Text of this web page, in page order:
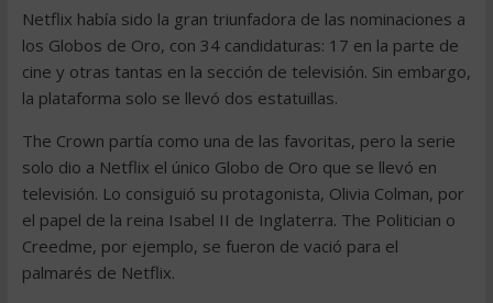
Netflix había sido la gran triunfadora de las nominaciones a
los Globos de Oro, con 34 candidaturas: 17 en la parte de
cine y otras tantas en la sección de televisión. Sin embargo,
la plataforma solo se llevó dos estatuillas.
The Crown partía como una de las favoritas, pero la serie
solo dio a Netflix el único Globo de Oro que se llevó en
televisión. Lo consiguió su protagonista, Olivia Colman, por
el papel de la reina Isabel II de Inglaterra. The Politician o
Creedme, por ejemplo, se fueron de vació para el
palmarés de Netflix.